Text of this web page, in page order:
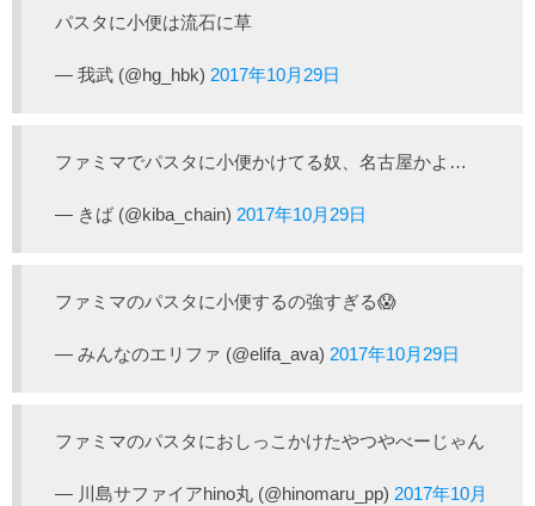
パスタに小便は流石に草
— 我武 (@hg_hbk) 2017年10月29日
ファミマでパスタに小便かけてる奴、名古屋かよ…
— きば (@kiba_chain) 2017年10月29日
ファミマのパスタに小便するの強すぎる😱
— みんなのエリファ (@elifa_ava) 2017年10月29日
ファミマのパスタにおしっこかけたやつやべーじゃん
— 川島サファイアhino丸 (@hinomaru_pp) 2017年10月